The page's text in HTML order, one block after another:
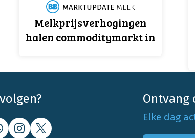
MARKTUPDATEMELK
Melkprijsverhogingen
halen commoditymarkt in
Ontvang
Elke dag